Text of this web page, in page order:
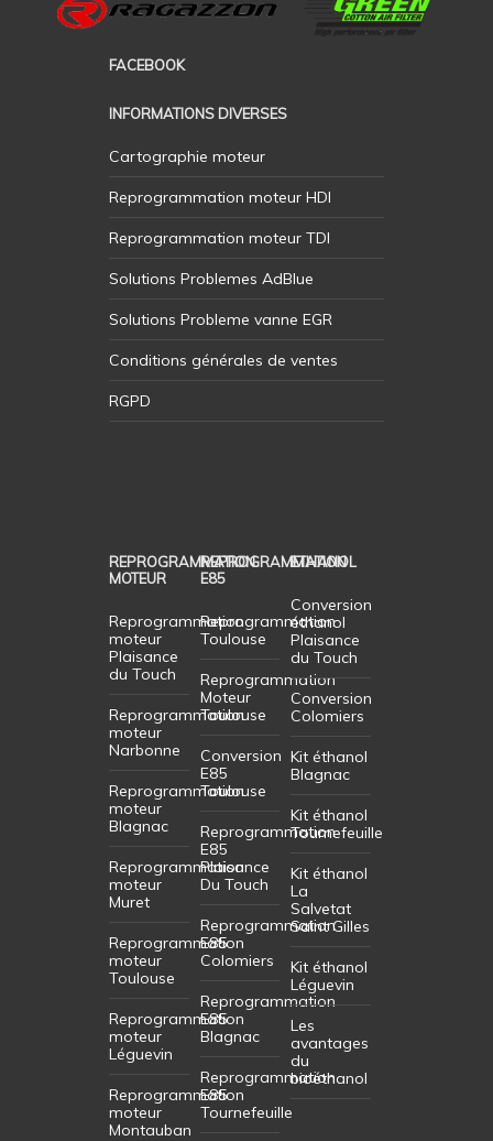
FACEBOOK
INFORMATIONS DIVERSES
Cartographie moteur
Reprogrammation moteur HDI
Reprogrammation moteur TDI
Solutions Problemes AdBlue
Solutions Probleme vanne EGR
Conditions générales de ventes
RGPD
REPROGRAMMATION
MOTEUR
Reprogrammation
moteur
Plaisance
du Touch
Reprogrammation
moteur
Narbonne
Reprogrammation
moteur
Blagnac
Reprogrammation
moteur
Muret
Reprogrammation
moteur
Toulouse
Reprogrammation
moteur
Léguevin
Reprogrammation
moteur
Montauban
REPROGRAMMATION
E85
Reprogrammation
Toulouse
Reprogrammation
Moteur
Toulouse
Conversion
E85
Toulouse
Reprogrammation
E85
Plaisance
Du Touch
Reprogrammation
E85
Colomiers
Reprogrammation
E85
Blagnac
Reprogrammation
E85
Tournefeuille
ETHANOL
Conversion
éthanol
Plaisance
du Touch
Conversion
Colomiers
Kit éthanol
Blagnac
Kit éthanol
Tournefeuille
Kit éthanol
La
Salvetat
Saint Gilles
Kit éthanol
Léguevin
Les
avantages
du
bioéthanol